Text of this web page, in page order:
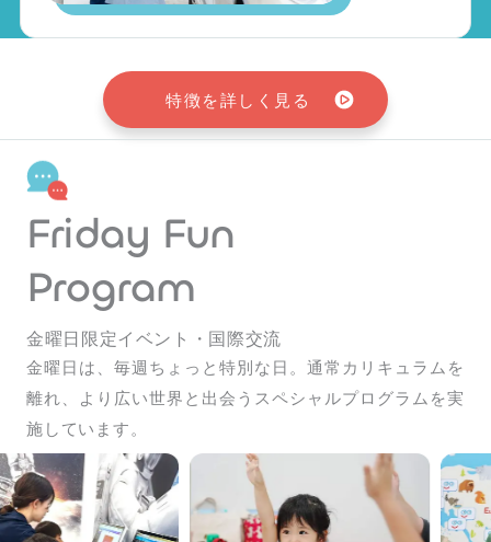
特徴を詳しく見る
Friday Fun
Program
金曜日限定イベント・国際交流
金曜日は、毎週ちょっと特別な日。通常カリキュラムを
離れ、より広い世界と出会うスペシャルプログラムを実
施しています。